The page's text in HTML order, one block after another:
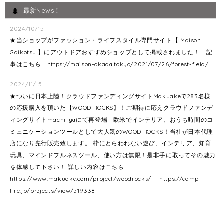
最新News！
2024/10/15
★当ショップがファッション・ライフスタイル専門サイト【 Maison
Gaikotsu 】にアウトドアおすすめショップとして掲載されました！ 記
事はこちら https://maison-okada.tokyo/2021/07/26/forest-field/
2024/11/15
★ついに日本上陸！クラウドファンディングサイトMakuakeで283名様
の応援購入を頂いた【WOOD ROCKS】！ご期待に応えクラウドファンデ
ィングサイトmachi-yaにて再登場！欧米でインテリア、おうち時間のコ
ミュニケーションツールとして大人気のWOOD ROCKS！当社が日本代理
店になり先行販売致します。 枠にとらわれない遊び、インテリア、知育
玩具、マインドフルネスツール、使い方は無限！是非手に取ってその魅力
を体感して下さい！ 詳しい内容はこちら
https://www.makuake.com/project/woodrocks/ https://camp-
fire.jp/projects/view/519338